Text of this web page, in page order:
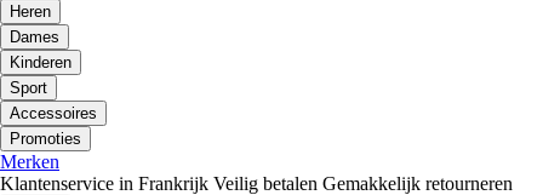
Heren
Dames
Kinderen
Sport
Accessoires
Promoties
Merken
Klantenservice in Frankrijk Veilig betalen Gemakkelijk retourneren